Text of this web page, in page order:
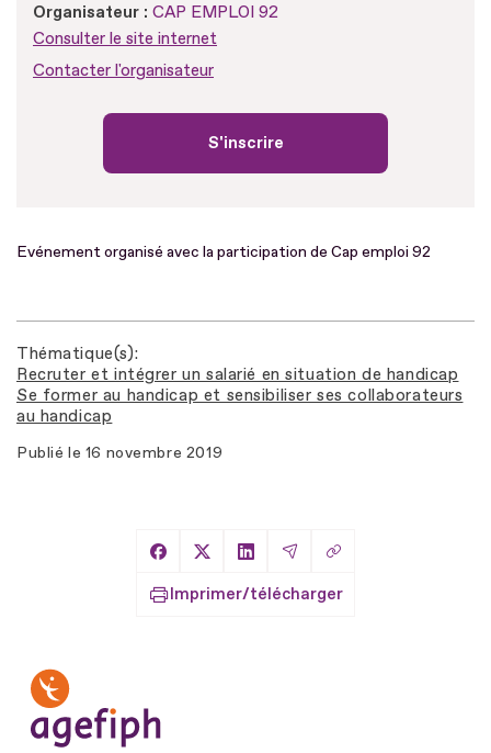
Organisateur : CAP EMPLOI 92
Consulter le site internet
Contacter l'organisateur
S'inscrire
Evénement organisé avec la participation de Cap emploi 92
Thématique(s)
Recruter et intégrer un salarié en situation de handicap
Se former au handicap et sensibiliser ses collaborateurs
au handicap
Publié le 16 novembre 2019
Partager sur Facebook
Partager sur X
Partager sur LinkedIn
Partager par Email
Copier le lien
Imprimer/télécharger